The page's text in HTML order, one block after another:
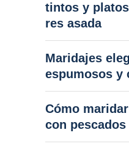
tintos y
res asada
Maridajes
espumosos y
Cómo
con